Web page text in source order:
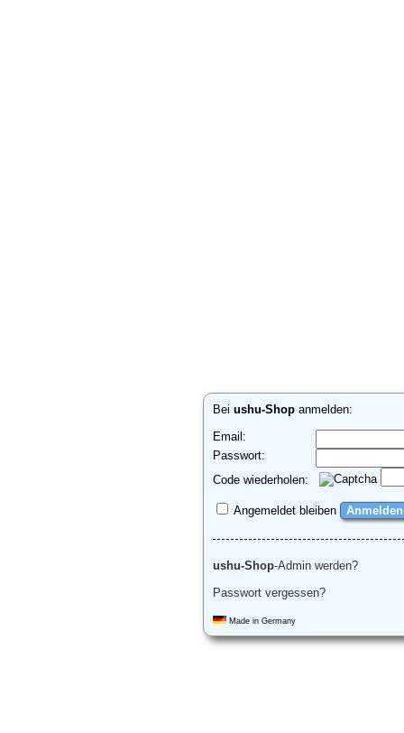
Beiushu-Shop anmelden:
Email:
Passwort:
Code wiederholen:
Angemeldet bleiben
ushu-Shop-Admin werden?
Passwort vergessen?
Made in Germany